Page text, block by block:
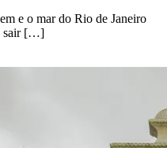
e o mar do Rio de Janeiro
sair […]